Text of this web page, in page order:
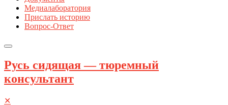
Медиалаборатория
Прислать историю
Вопрос-Ответ
Русь сидящая — тюремный
консультант
✕